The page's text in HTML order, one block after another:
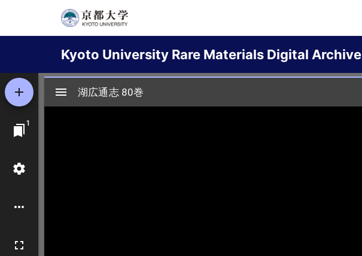
Kyoto University Rare Materials Digital Archive
navigation